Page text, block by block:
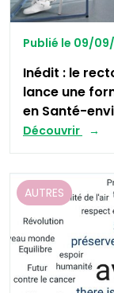
Publié le 09/
Inédit : le
lance une
en Santé-
Découvrir
AUTRES